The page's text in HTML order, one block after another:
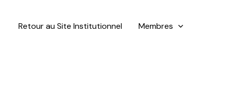
Retour au Site Institutionnel Membres